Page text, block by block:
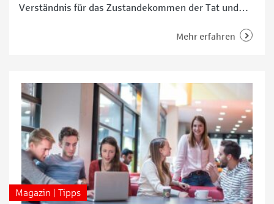
Verständnis für das Zustandekommen der Tat und
der Strafe den Weg zurück in die Gesellschaft findet.
Mehr erfahren
Magazin | Tipps